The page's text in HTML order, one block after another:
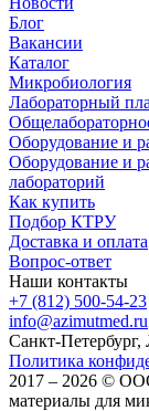
Блог
Вакансии
Каталог
Микробиология
Лабораторный
Оборудование и
Оборудование и
лабораторий
Как купить
Подбор КТРУ
Доставка и оплата
Вопрос-ответ
Наши контакты
+7 (812) 500-54-23
info@azimutmed.ru
Санкт-
Политика
2017 – 2026 ©
материалы для